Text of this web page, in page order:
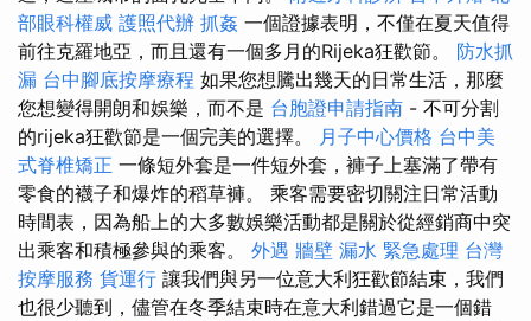
部眼科權威 護照代辦 抓姦 一個證據表明，不僅在夏天值得
前往克羅地亞，而且還有一個多月的Rijeka狂歡節。 防水抓
漏 台中腳底按摩療程 如果您想騰出幾天的日常生活，那麼
您想變得開朗和娛樂，而不是 台胞證申請指南 - 不可分割
的rijeka狂歡節是一個完美的選擇。
月子中心價格 台中美
式脊椎矯正 一條短外套是一件短外套，褲子上塞滿了帶有
零食的襪子和爆炸的稻草褲。 乘客需要密切關注日常活動
時間表，因為船上的大多數娛樂活動都是關於從經銷商中突
出乘客和積極參與的乘客。 外遇 牆壁 漏水 緊急處理 台灣
按摩服務 貨運行 讓我們與另一位意大利狂歡節結束，我們
也很少聽到，儘管在冬季結束時在意大利錯過它是一個錯